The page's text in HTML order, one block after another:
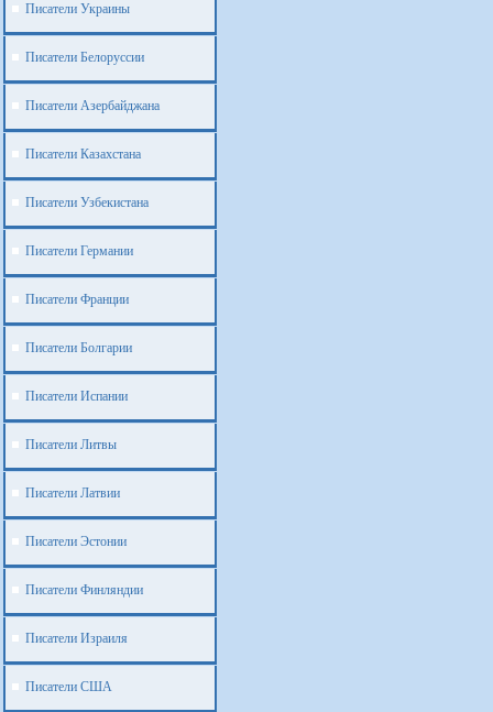
Писатели Украины
Писатели Белоруссии
Писатели Азербайджана
Писатели Казахстана
Писатели Узбекистана
Писатели Германии
Писатели Франции
Писатели Болгарии
Писатели Испании
Писатели Литвы
Писатели Латвии
Писатели Эстонии
Писатели Финляндии
Писатели Израиля
Писатели США